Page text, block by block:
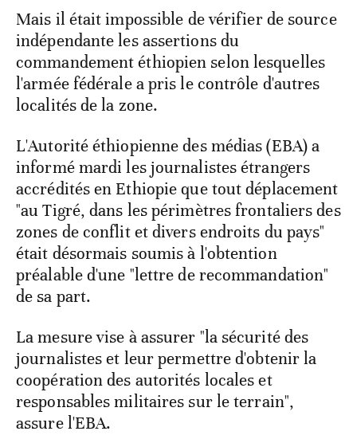
Mais il était impossible de vérifier de source
indépendante les assertions du
commandement éthiopien selon lesquelles
l'armée fédérale a pris le contrôle d'autres
localités de la zone.
L'Autorité éthiopienne des médias (EBA) a
informé mardi les journalistes étrangers
accrédités en Ethiopie que tout déplacement
"au Tigré, dans les périmètres frontaliers des
zones de conflit et divers endroits du pays"
était désormais soumis à l'obtention
préalable d'une "lettre de recommandation"
de sa part.
La mesure vise à assurer "la sécurité des
journalistes et leur permettre d'obtenir la
coopération des autorités locales et
responsables militaires sur le terrain",
assure l'EBA.